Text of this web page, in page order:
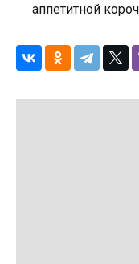
аппетитной